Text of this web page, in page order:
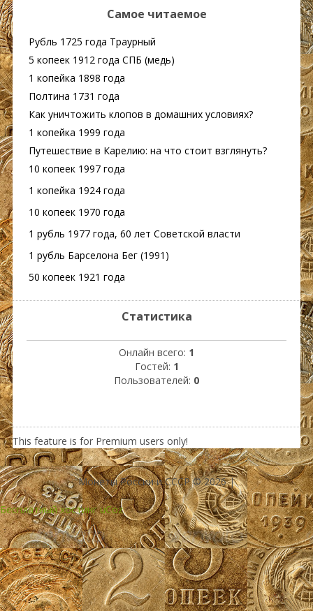
Самое читаемое
Рубль 1725 года Траурный
5 копеек 1912 года СПБ (медь)
1 копейка 1898 года
Полтина 1731 года
Как уничтожить клопов в домашних условиях?
1 копейка 1999 года
Путешествие в Карелию: на что стоит взглянуть?
10 копеек 1997 года
1 копейка 1924 года
10 копеек 1970 года
1 рубль 1977 года, 60 лет Советской власти
1 рубль Барселона Бег (1991)
50 копеек 1921 года
Статистика
Онлайн всего: 1
Гостей: 1
Пользователей: 0
This feature is for Premium users only!
Монеты России и СССР © 2026|
Бесплатный хостинг uCoz